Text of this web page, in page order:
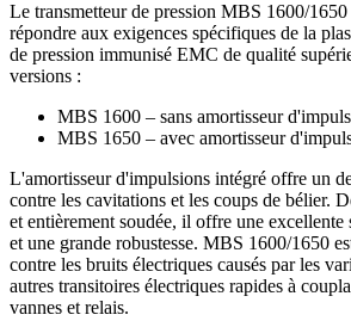
Le transmetteur de pression MBS 1600/
répondre aux exigences spécifiques de la
de pression immunisé EMC de qualité
versions :
MBS 1600 – sans amortisseur
MBS 1650 – avec amortisseur
L'amortisseur d'impulsions intégré offre un
contre les cavitations et les coups de bélier.
et entièrement soudée, il offre une
et une grande robustesse. MBS 1600/1650
contre les bruits électriques causés par les
autres transitoires électriques rapides à
vannes et relais.